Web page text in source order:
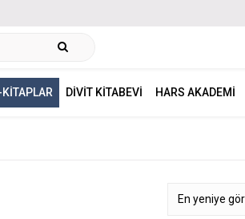
KITAPLAR DIVIT KITABEVI HARS AKADEMI